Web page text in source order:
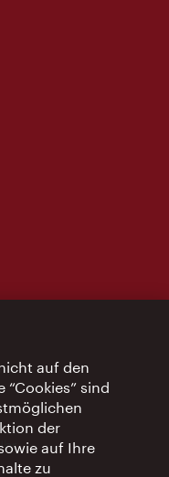
auf den
“Cookies” sind
der
auf Ihre
zu